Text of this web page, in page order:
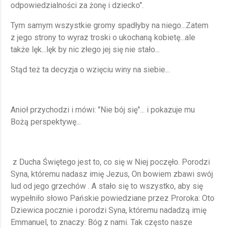
odpowiedzialności za żonę i dziecko".
Tym samym wszystkie gromy spadłyby na niego...Zatem
z jego strony to wyraz troski o ukochaną kobietę...ale
także lęk...lęk by nic złego jej się nie stało...
Stąd też ta decyzja o wzięciu winy na siebie...
Anioł przychodzi i mówi: "Nie bój się"... i pokazuje mu
Bożą perspektywę...
z Ducha Świętego jest to, co się w Niej poczęło. Porodzi
Syna, któremu nadasz imię Jezus, On bowiem zbawi swój
lud od jego grzechów . A stało się to wszystko, aby się
wypełniło słowo Pańskie powiedziane przez Proroka: Oto
Dziewica pocznie i porodzi Syna, któremu nadadzą imię
Emmanuel, to znaczy: Bóg z nami. Tak często nasze